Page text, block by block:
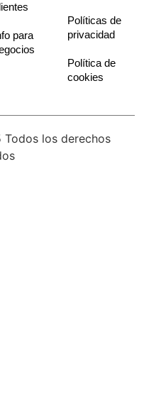
para
Políticas de
privacidad
Política de
cookies
los derechos